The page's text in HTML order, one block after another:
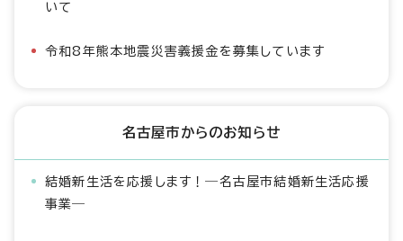
いて
令和8年熊本地震災害義援金を募集しています
名古屋市からのお知らせ
結婚新生活を応援します！―名古屋市結婚新生活応援
事業―